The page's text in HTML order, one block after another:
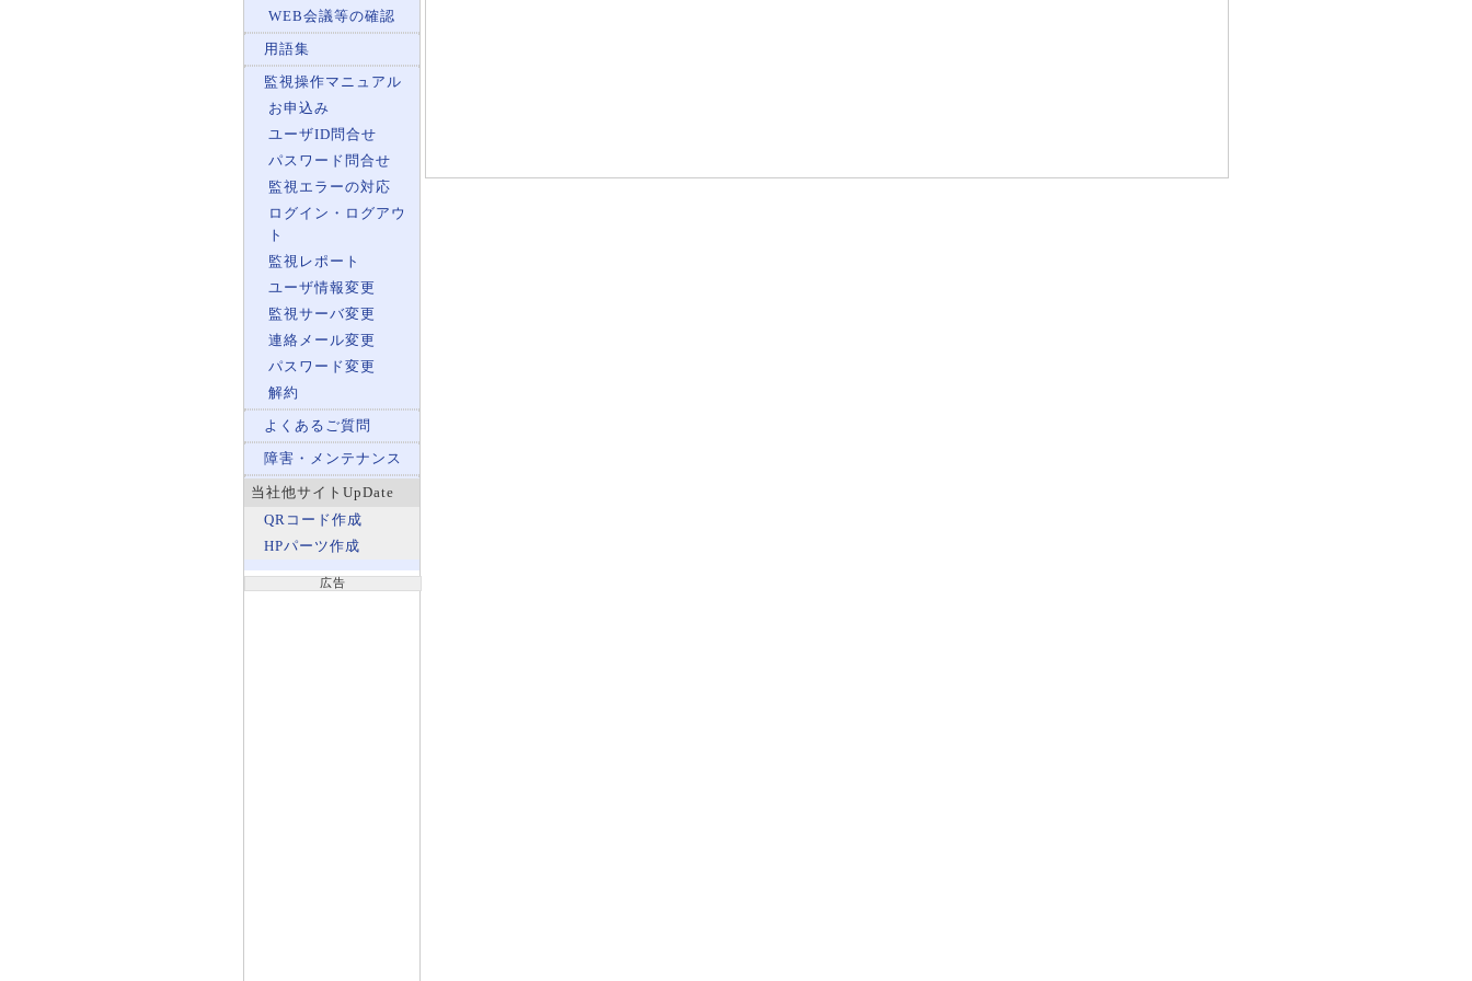
WEB会議等の確認
用語集
監視操作マニュアル
お申込み
ユーザID問合せ
パスワード問合せ
監視エラーの対応
ログイン・ログアウ
ト
監視レポート
ユーザ情報変更
監視サーバ変更
連絡メール変更
パスワード変更
解約
よくあるご質問
障害・メンテナンス
当社他サイトUpDate
QRコード作成
HPパーツ作成
広告